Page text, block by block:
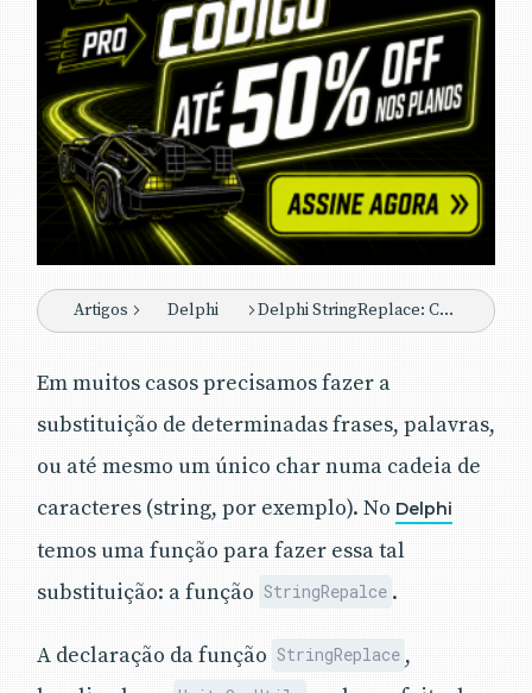
Artigos Delphi Delphi StringReplace: Como utilizar a função StringReplace no Delphi
Em muitos casos precisamos fazer a
substituição de determinadas frases, palavras,
ou até mesmo um único char numa cadeia de
caracteres (string, por exemplo). No Delphi
temos uma função para fazer essa tal
substituição: a função StringRepalce .
A declaração da função StringReplace ,